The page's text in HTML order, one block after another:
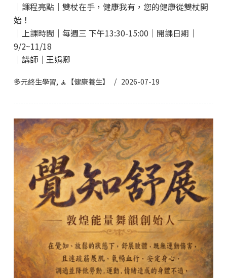
｜課程亮點｜雙杖在手，健康我有，您的健康從雙杖開
始！
｜上課時間｜每週三 下午13:30-15:00｜開課日期｜
9/2~11/18
｜講師｜王娟卿
多元終生學習, 🧘【健康養生】 2026-07-19